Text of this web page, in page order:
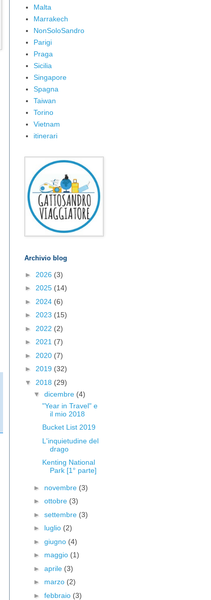
Malta
Marrakech
NonSoloSandro
Parigi
Praga
Sicilia
Singapore
Spagna
Taiwan
Torino
Vietnam
itinerari
Archivio blog
► 2026 (3)
► 2025 (14)
► 2024 (6)
► 2023 (15)
► 2022 (2)
► 2021 (7)
► 2020 (7)
► 2019 (32)
▼ 2018 (29)
▼ dicembre (4)
"Year in Travel" e
il mio 2018
Bucket List 2019
L'inquietudine del
drago
Kenting National
Park [1° parte]
► novembre (3)
► ottobre (3)
► settembre (3)
► luglio (2)
► giugno (4)
► maggio (1)
► aprile (3)
► marzo (2)
► febbraio (3)